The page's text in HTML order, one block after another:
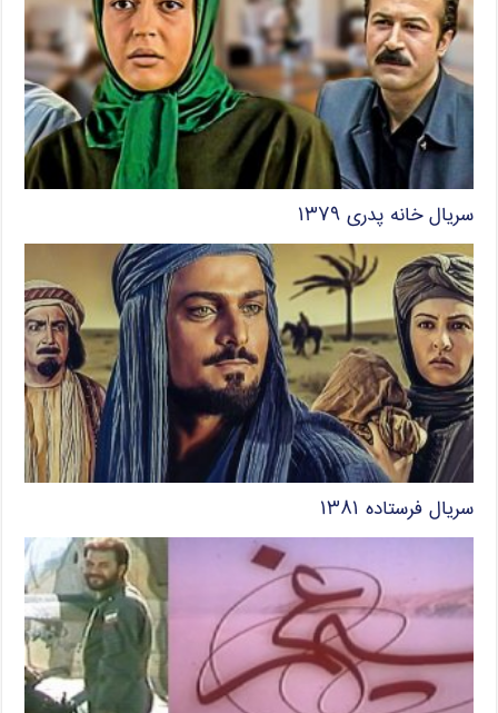
سریال خانه پدری ۱۳۷۹
سریال فرستاده ۱۳۸۱